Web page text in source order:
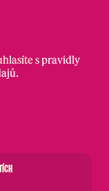
spravidly
.